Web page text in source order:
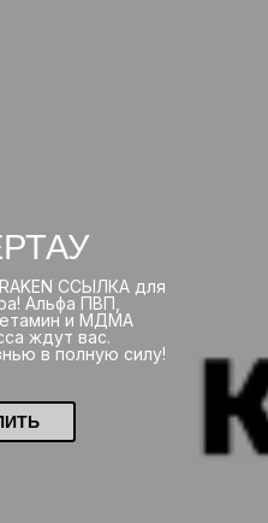
ССЫЛКА для
Альфа ПВП,
и МДМА
ждут вас.
в полную силу!